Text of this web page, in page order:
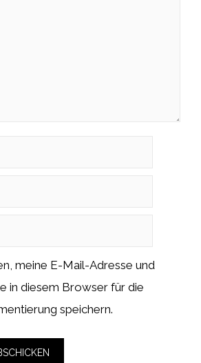
meine E-Mail-Adresse und
in diesem Browser für die
speichern.